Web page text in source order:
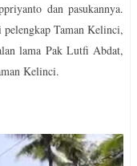
dan pasukannya.
pelengkap Taman Kelinci,
lama Pak Lutfi Abdat,
Kelinci.